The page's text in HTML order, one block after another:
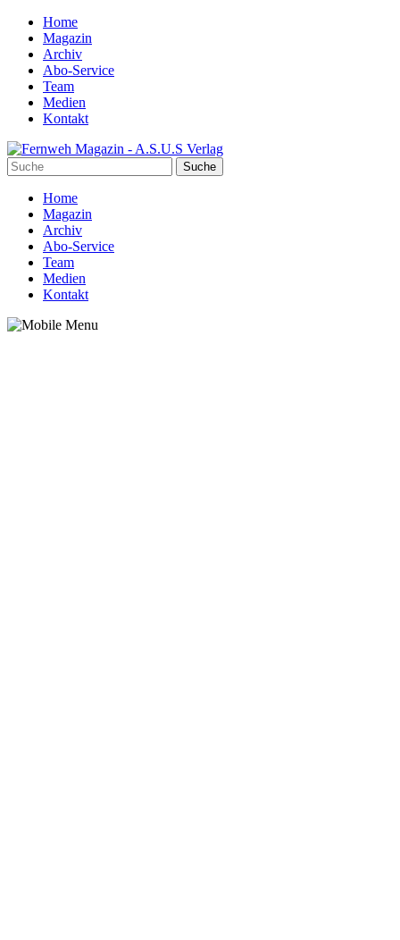
Home
Magazin
Archiv
Abo-Service
Team
Medien
Kontakt
Home
Magazin
Archiv
Abo-Service
Team
Medien
Kontakt